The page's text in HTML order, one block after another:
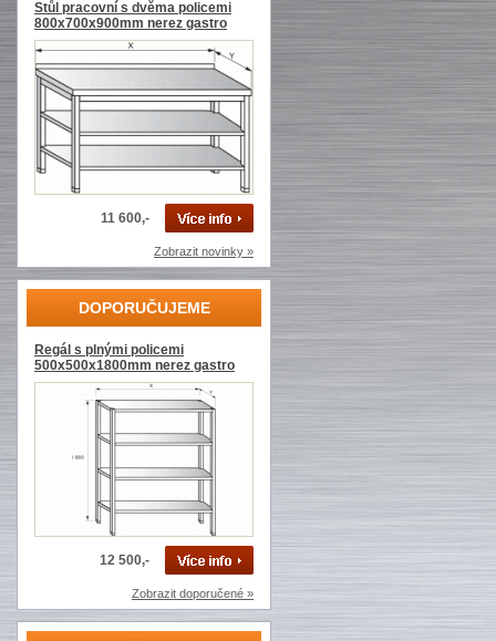
Stůl pracovní s dvěma policemi
800x700x900mm nerez gastro
11 600,-
Zobrazit novinky »
DOPORUČUJEME
Regál s plnými policemi
500x500x1800mm nerez gastro
12 500,-
Zobrazit doporučené »